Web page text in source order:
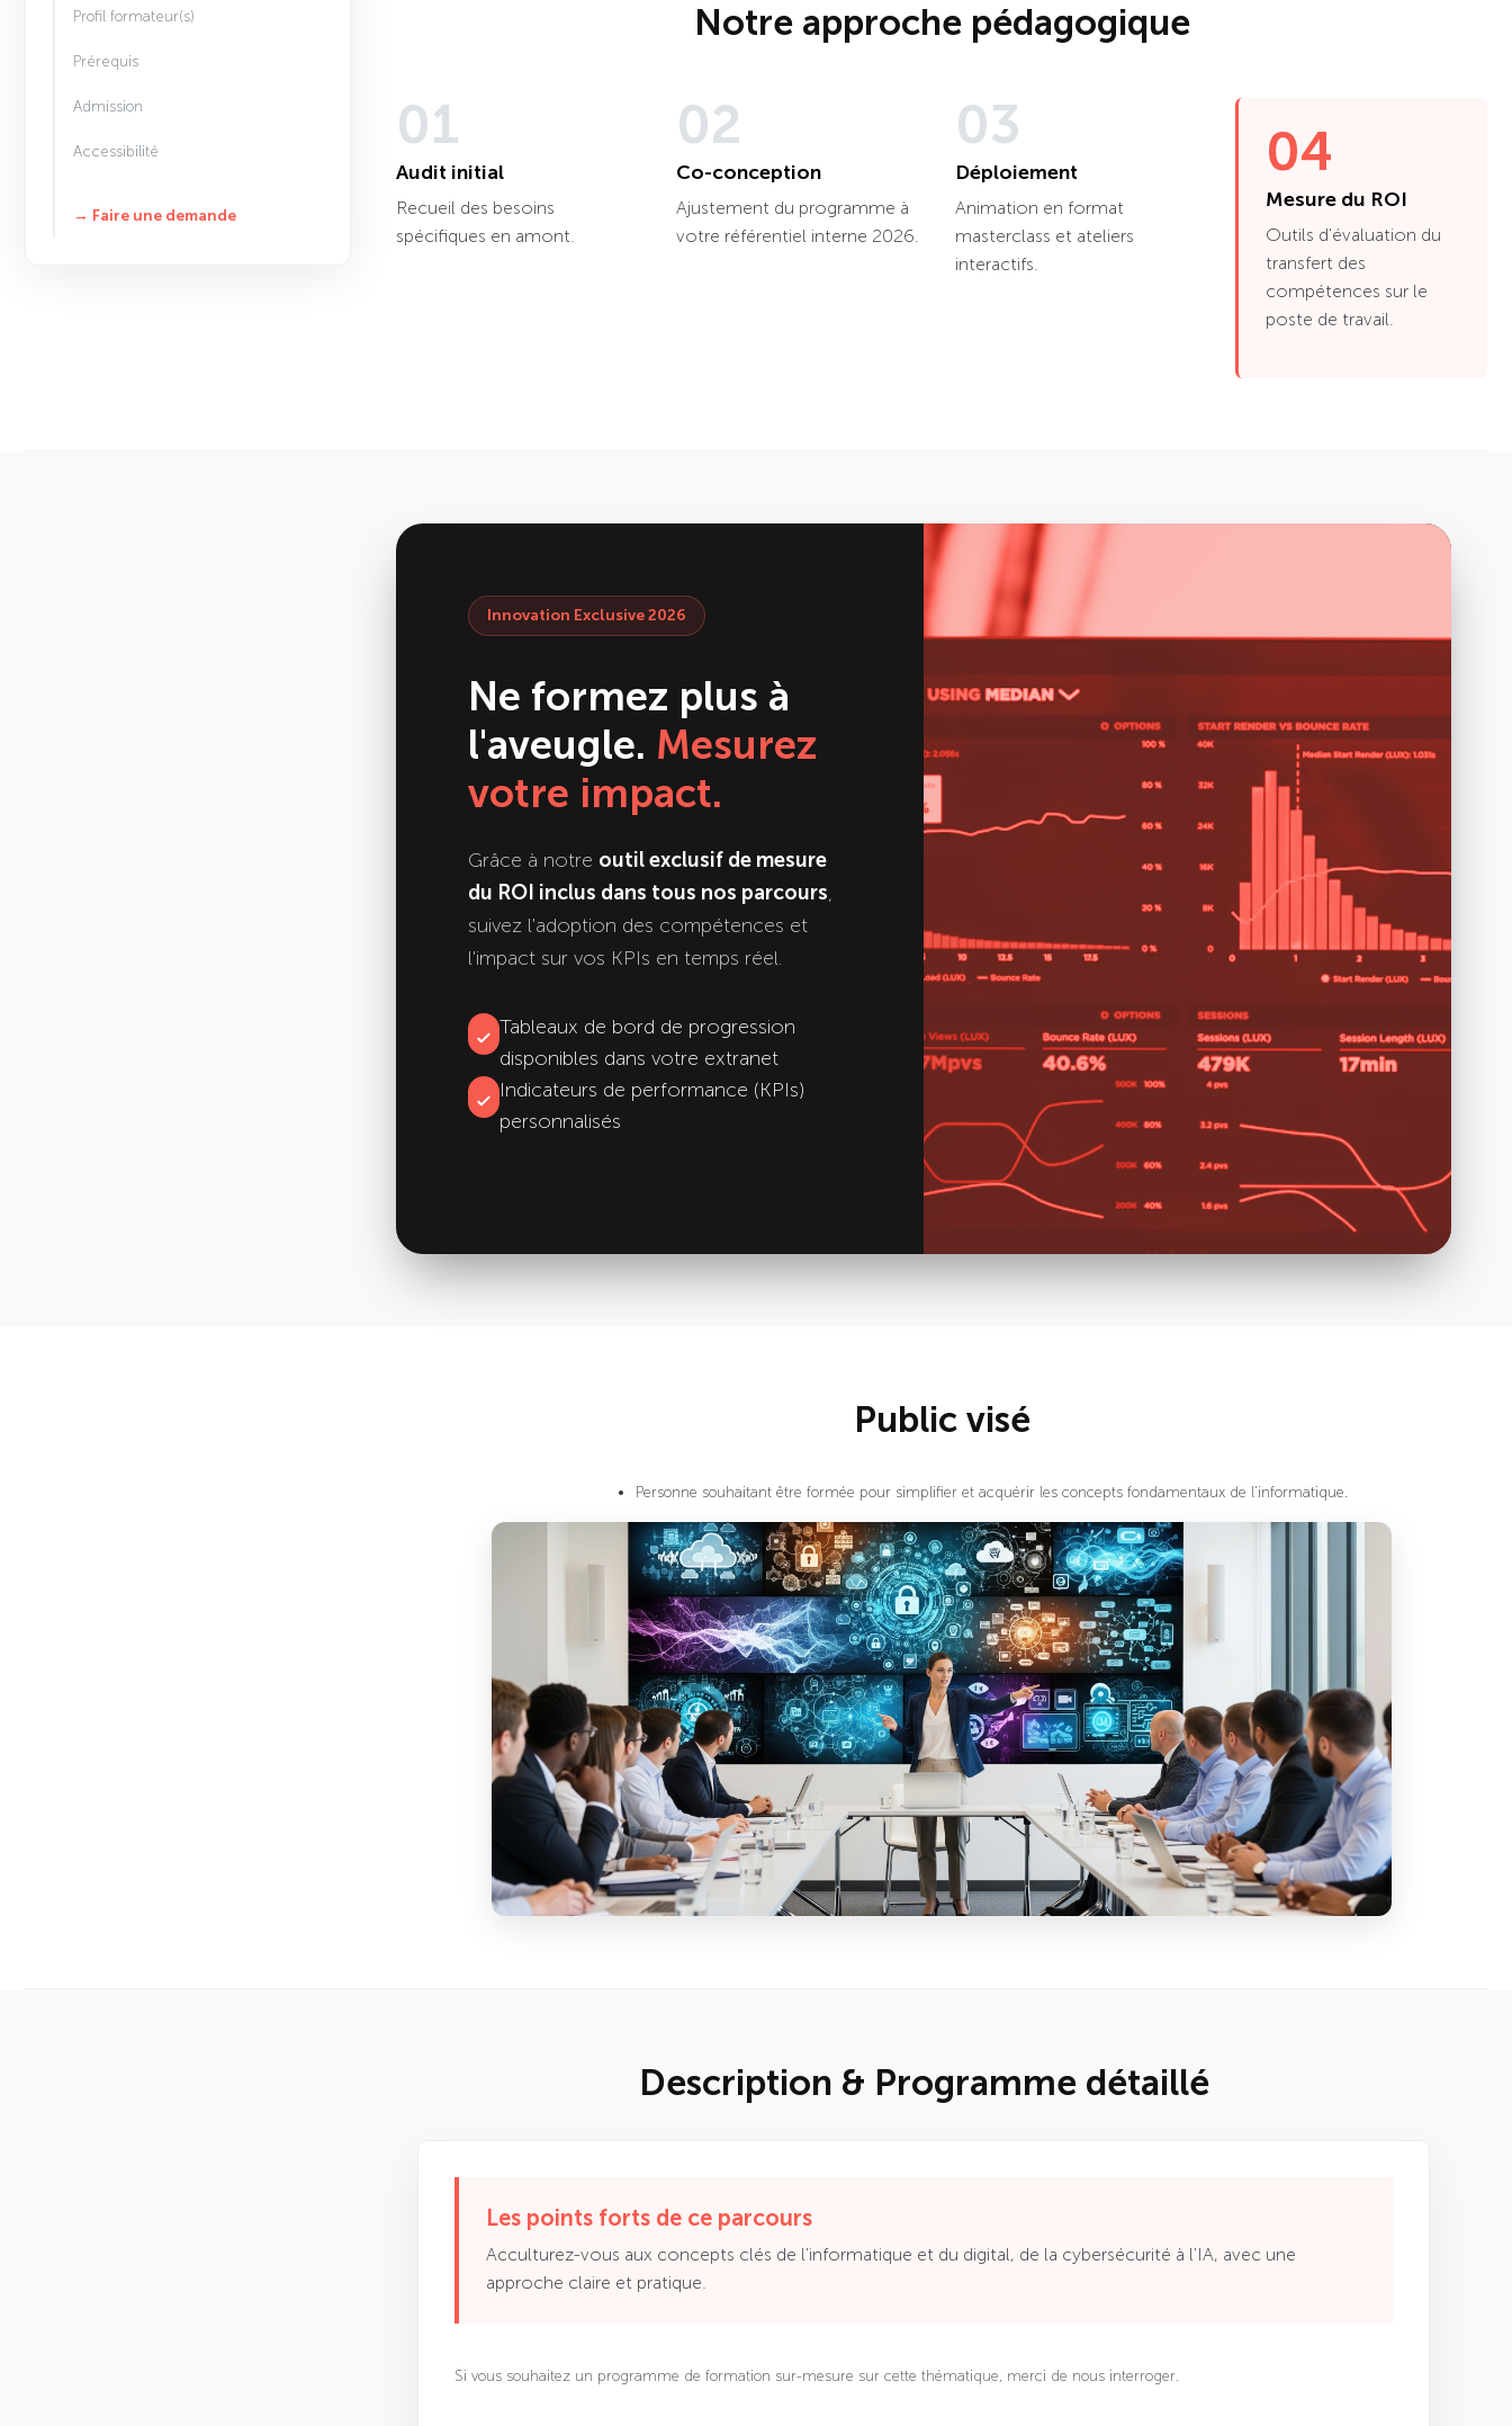
Profil formateur(s)
Prérequis
Admission
Accessibilité
→ Faire une demande
Notre approche pédagogique
01
Audit initial
Recueil des besoins
spécifiques en amont.
02
Co-conception
Ajustement du programme à
votre référentiel interne 2026.
03
Déploiement
Animation en format
masterclass et ateliers
interactifs.
04
Mesure du ROI
Outils d'évaluation du
transfert des
compétences sur le
poste de travail.
Innovation Exclusive 2026
Ne formez plus à
l'aveugle. Mesurez
votre impact.
Grâce à notre outil exclusif de mesure
du ROI inclus dans tous nos parcours,
suivez l'adoption des compétences et
l'impact sur vos KPIs en temps réel.
Tableaux de bord de progression
disponibles dans votre extranet
Indicateurs de performance (KPIs)
personnalisés
Public visé
Personne souhaitant être formée pour simplifier et acquérir les concepts fondamentaux de l'informatique.
Description & Programme détaillé
Les points forts de ce parcours
Acculturez-vous aux concepts clés de l'informatique et du digital, de la cybersécurité à l'IA, avec une
approche claire et pratique.
Si vous souhaitez un programme de formation sur-mesure sur cette thématique, merci de nous interroger.